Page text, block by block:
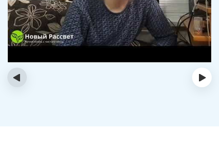
‹ ›